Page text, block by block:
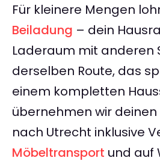
Für kleinere Mengen
Beiladung – dein
Laderaum mit anderen
derselben Route, das
einem kompletten
übernehmen wir deinen
nach Utrecht inklusive
Möbeltransport und auf